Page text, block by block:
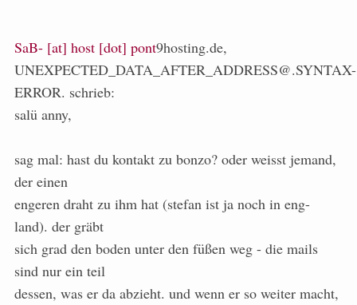
SaB- [at] host [dot] pont9hosting.de,
UNEXPECTED_DATA_AFTER_ADDRESS@.SYNTAX-
ERROR. schrieb:
salü anny,
sag mal: hast du kontakt zu bonzo? oder weisst jemand,
der einen
engeren draht zu ihm hat (stefan ist ja noch in eng-
land). der gräbt
sich grad den boden unter den füßen weg - die mails
sind nur ein teil
dessen, was er da abzieht. und wenn er so weiter macht,